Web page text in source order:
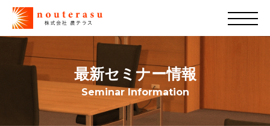
最新セミナー情報
Seminar Information